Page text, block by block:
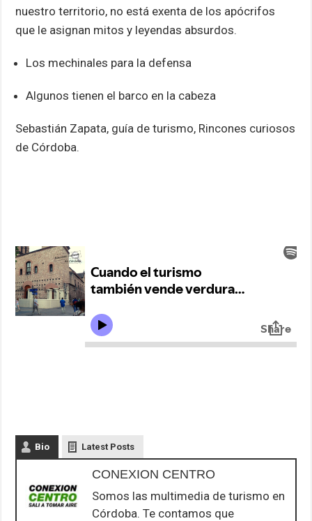
nuestro territorio, no está exenta de los apócrifos
que le asignan mitos y leyendas absurdos.
Los mechinales para la defensa
Algunos tienen el barco en la cabeza
Sebastián Zapata, guía de turismo, Rincones curiosos
de Córdoba.
Bio Latest Posts
CONEXION CENTRO
Somos las multimedia de turismo en
Córdoba. Te contamos que